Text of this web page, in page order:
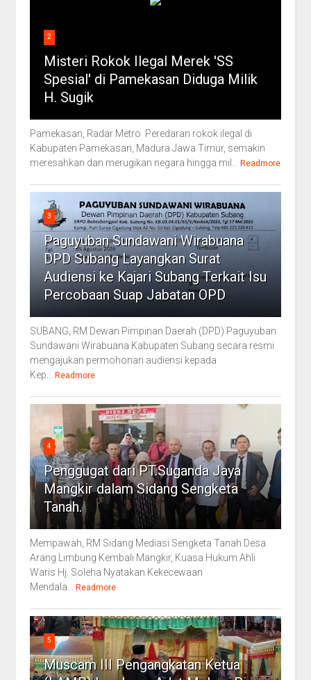
2
Misteri Rokok Ilegal Merek 'SS
Spesial' di Pamekasan Diduga Milik
H. Sugik
Pamekasan, Radar Metro Peredaran rokok ilegal di
Kabupaten Pamekasan, Madura Jawa Timur, semakin
meresahkan dan merugikan negara hingga mil...
Readmore
3
Paguyuban Sundawani Wirabuana
DPD Subang Layangkan Surat
Audiensi ke Kajari Subang Terkait Isu
Percobaan Suap Jabatan OPD
SUBANG, RM Dewan Pimpinan Daerah (DPD) Paguyuban
Sundawani Wirabuana Kabupaten Subang secara resmi
mengajukan permohonan audiensi kepada
Kep...
Readmore
4
Penggugat dari PT.Suganda Jaya
Mangkir dalam Sidang Sengketa
Tanah.
Mempawah, RM Sidang Mediasi Sengketa Tanah Desa
Arang Limbung Kembali Mangkir, Kuasa Hukum Ahli
Waris Hj. Soleha Nyatakan Kekecewaan
Mendala...
Readmore
5
Muscam III Pengangkatan Ketua